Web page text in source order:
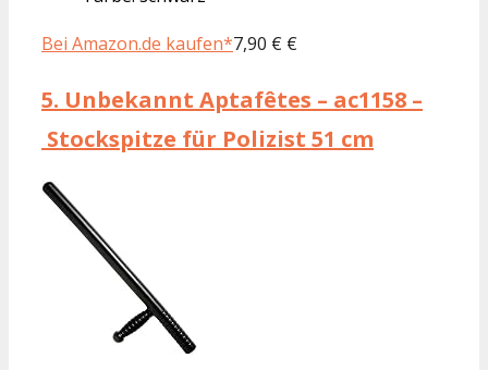
Bei Amazon.de kaufen*7,90 € €
5. Unbekannt Aptafêtes – ac1158 –
Stockspitze für Polizist 51 cm